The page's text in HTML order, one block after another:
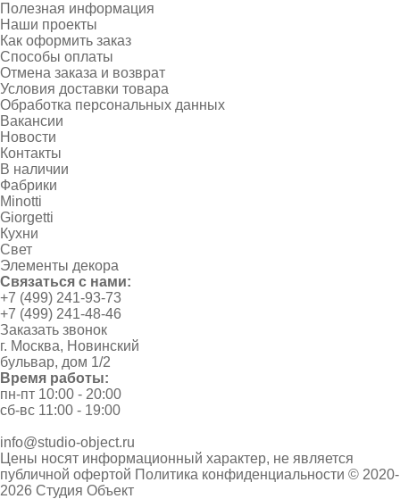
Полезная информация
Наши проекты
Как оформить заказ
Способы оплаты
Отмена заказа и возврат
Условия доставки товара
Обработка персональных данных
Вакансии
Новости
Контакты
В наличии
Фабрики
Minotti
Giorgetti
Кухни
Свет
Элементы декора
Связаться с нами:
+7 (499) 241-93-73
+7 (499) 241-48-46
Заказать звонок
г. Москва, Новинский
бульвар, дом 1/2
Время работы:
пн-пт 10:00 - 20:00
сб-вс 11:00 - 19:00
info@studio-object.ru
Цены носят информационный характер, не является
публичной офертой Политика конфиденциальности © 2020-
2026 Студия Объект